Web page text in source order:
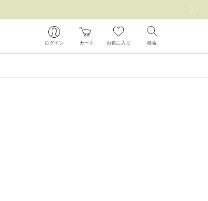
ログイン カート お気に入り 検索